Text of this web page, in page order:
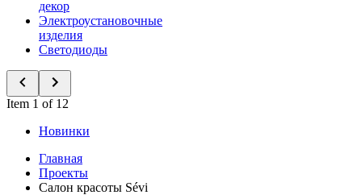
декор
Электроустановочные
изделия
Светодиоды
Item 1 of 12
Новинки
Главная
Проекты
Салон красоты Sévi